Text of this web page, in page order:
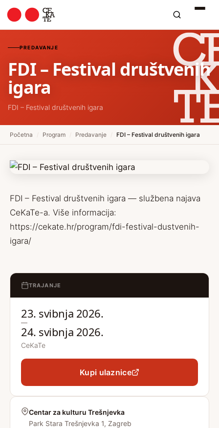
PREDAVANJE
FDI – Festival društvenih
igara
FDI – Festival društvenih igara
Početna Program Predavanje FDI – Festival društvenih igara
FDI – Festival društvenih igara — službena najava
CeKaTe-a. Više informacija:
https://cekate.hr/program/fdi-festival-dustvenih-
igara/
TRAJANJE
23. svibnja 2026.
—
24. svibnja 2026.
CeKaTe
Kupi ulaznice
Centar za kulturu Trešnjevka
Park Stara Trešnjevka 1, Zagreb